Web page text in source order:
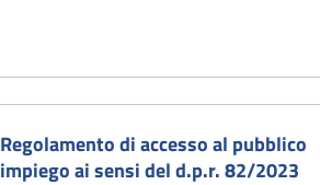
Regolamento di accesso al pubblico
impiego ai sensi del d.p.r. 82/2023